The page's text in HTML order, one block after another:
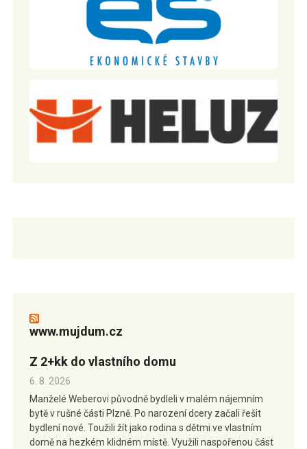
www.mujdum.cz
Z 2+kk do vlastního domu
6. 8. 2026
Manželé Weberovi původně bydleli v malém nájemním
bytě v rušné části Plzně. Po narození dcery začali řešit
bydlení nové. Toužili žít jako rodina s dětmi ve vlastním
domě na hezkém klidném místě. Využili naspořenou část